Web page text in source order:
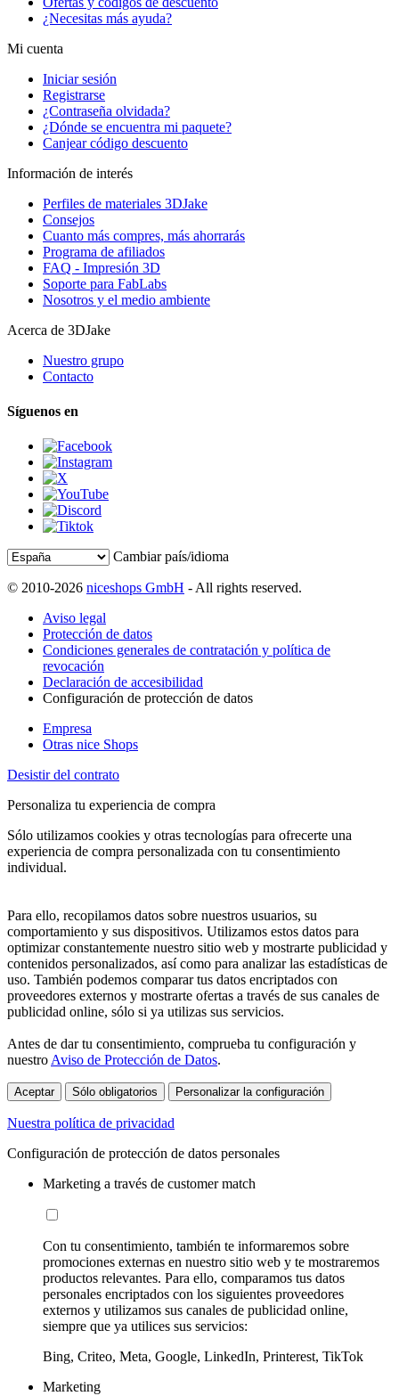
¿Necesitas más ayuda?
Mi cuenta
Iniciar sesión
Registrarse
¿Contraseña olvidada?
¿Dónde se encuentra mi paquete?
Canjear código descuento
Información de interés
Perfiles de materiales 3DJake
Consejos
Cuanto más compres, más ahorrarás
Programa de afiliados
FAQ - Impresión 3D
Soporte para FabLabs
Nosotros y el medio ambiente
Acerca de 3DJake
Nuestro grupo
Contacto
Síguenos en
Cambiar país/idioma
© 2010-2026 niceshops GmbH - All rights reserved.
Aviso legal
Protección de datos
Condiciones generales de contratación y política de
revocación
Declaración de accesibilidad
Configuración de protección de datos
Empresa
Otras nice Shops
Desistir del contrato
Personaliza tu experiencia de compra
Sólo utilizamos cookies y otras tecnologías para ofrecerte una
experiencia de compra personalizada con tu consentimiento
individual.
Para ello, recopilamos datos sobre nuestros usuarios, su
comportamiento y sus dispositivos. Utilizamos estos datos para
optimizar constantemente nuestro sitio web y mostrarte publicidad y
contenidos personalizados, así como para analizar las estadísticas de
uso. También podemos comparar tus datos encriptados con
proveedores externos y mostrarte ofertas a través de sus canales de
publicidad online, sólo si ya utilizas sus servicios.
Antes de dar tu consentimiento, comprueba tu configuración y
nuestroAviso de Protección de Datos.
Aceptar Sólo obligatorios Personalizar la configuración
Nuestra política de privacidad
Configuración de protección de datos personales
Marketing a través de customer match
Con tu consentimiento, también te informaremos sobre
promociones externas en nuestro sitio web y te mostraremos
productos relevantes. Para ello, comparamos tus datos
personales encriptados con los siguientes proveedores
externos y utilizamos sus canales de publicidad online,
siempre que ya utilices sus servicios:
Bing, Criteo, Meta, Google, LinkedIn, Printerest, TikTok
Marketing